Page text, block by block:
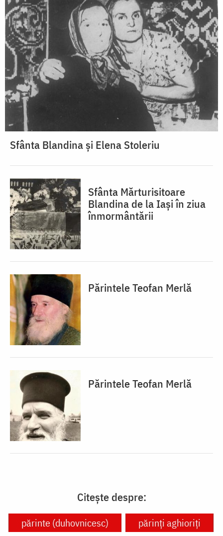
Sfânta Blandina și Elena Stoleriu
Sfânta Mărturisitoare
Blandina de la Iași în ziua
înmormântării
Părintele Teofan Merlă
Părintele Teofan Merlă
Citește despre:
părinte (duhovnicesc) părinți aghioriți